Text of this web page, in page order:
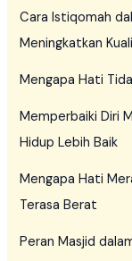
Cara Istiqomah
Meningkatkan
Mengapa Hati
Memperbaiki Diri
Hidup Lebih Baik
Mengapa Hati
Terasa Berat
Peran Masjid